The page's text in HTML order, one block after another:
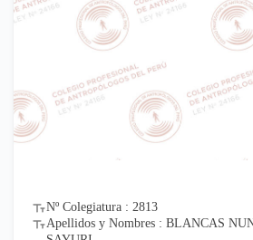
Nº Colegiatura : 2813
Apellidos y Nombres : BLANCAS